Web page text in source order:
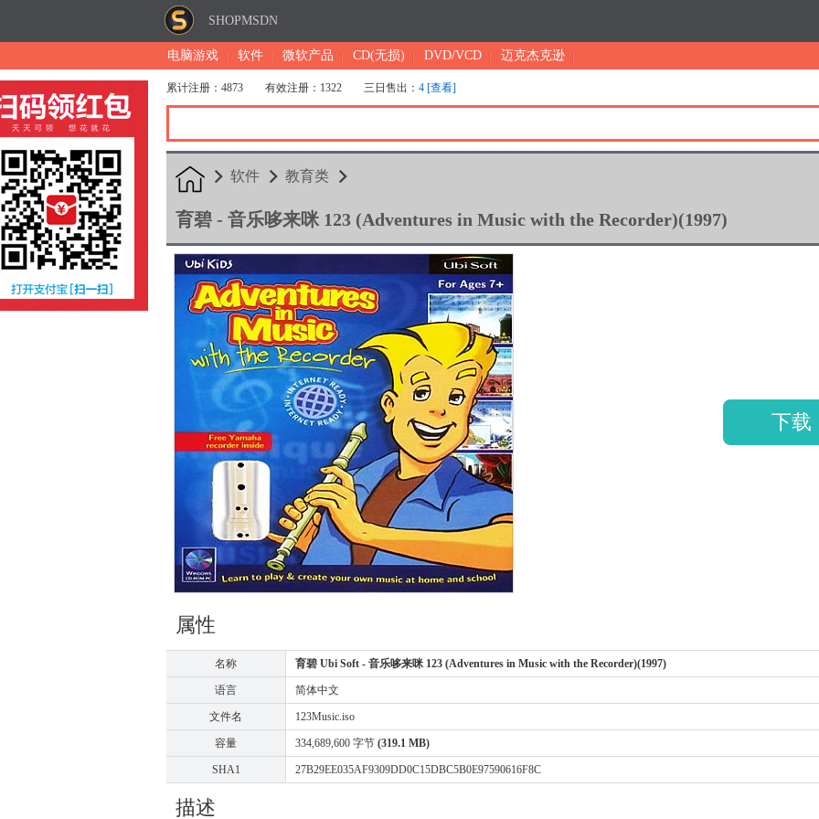
SHOPMSDN
电脑游戏 软件 微软产品 CD(无损) DVD/VCD 迈克杰克逊
累计注册：4873 有效注册：1322 三日售出： 4 [查看]
软件 教育类
育碧 - 音乐哆来咪 123 (Adventures in Music with the Recorder)(1997)
下载
属性
名称 育碧 Ubi Soft - 音乐哆来咪 123 (Adventures in Music with the Recorder)(1997)
语言 简体中文
文件名 123Music.iso
容量 334,689,600 字节 (319.1 MB)
SHA1 27B29EE035AF9309DD0C15DBC5B0E97590616F8C
描述